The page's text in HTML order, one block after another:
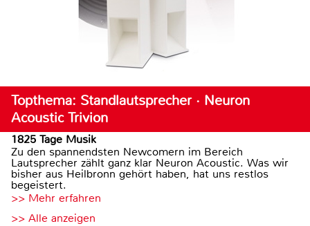
Topthema: Standlautsprecher · Neuron
Acoustic Trivion
1825 Tage Musik
Zu den spannendsten Newcomern im Bereich
Lautsprecher zählt ganz klar Neuron Acoustic. Was wir
bisher aus Heilbronn gehört haben, hat uns restlos
begeistert.
>> Mehr erfahren
>> Alle anzeigen